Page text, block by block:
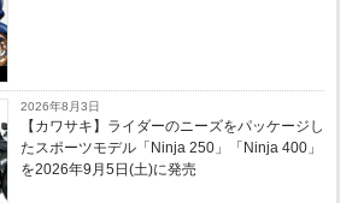
2026年8月3日
【カワサキ】ライダーのニーズをパッケージし
たスポーツモデル「Ninja 250」「Ninja 400」
を2026年9月5日(土)に発売